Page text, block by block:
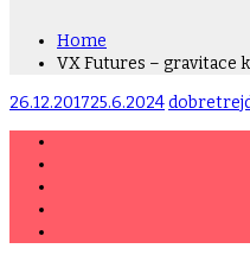
Home
VX Futures – gravitace
26.12.201725.6.2024